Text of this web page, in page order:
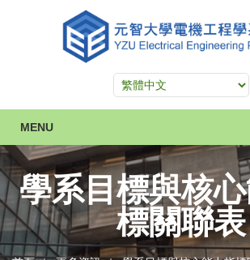
MENU
學系目標與核
標關聯表